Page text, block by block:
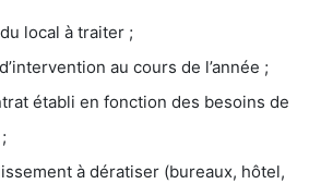
local à traiter ;
au cours de l’année ;
établi en fonction des besoins de
à dératiser (bureaux, hôtel,